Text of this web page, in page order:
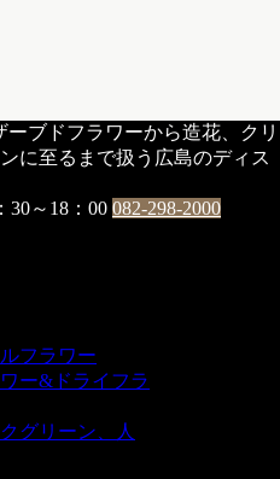
ブドフラワーから造花、クリ
に至るまで扱う広島のディス
30～18：00 082-298-2000
フラワー
ー&ドライフラ
グリーン、人
２０１８「＆プリザ」開催
リー２０１８
いたしました